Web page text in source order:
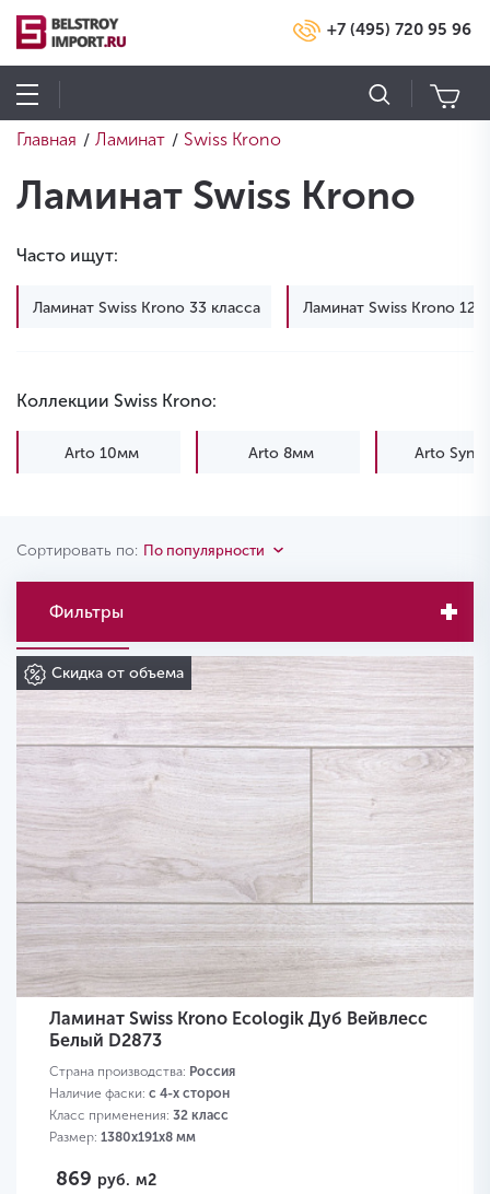
+7 (495) 720 95 96
Главная / Ламинат / Swiss Krono
Ламинат Swiss Krono
Часто ищут:
Ламинат Swiss Krono 33 класса Ламинат Swiss Krono 12
Коллекции Swiss Krono:
Arto 10мм Arto 8мм Arto
Сортировать по: По популярности
Фильтры
Скидка от объема
Ламинат Swiss Krono Ecologik Дуб Вейвлесс
Белый D2873
Страна производства: Россия
Наличие фаски: с 4-х сторон
Класс применения: 32 класс
Размер: 1380х191х8 мм
869 руб. м2